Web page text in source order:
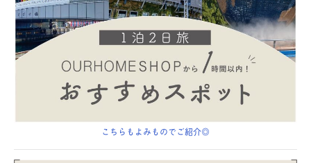
こちらもよみものでご紹介◎